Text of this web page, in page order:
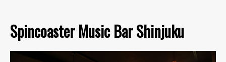
Spincoaster Music Bar Shinjuku